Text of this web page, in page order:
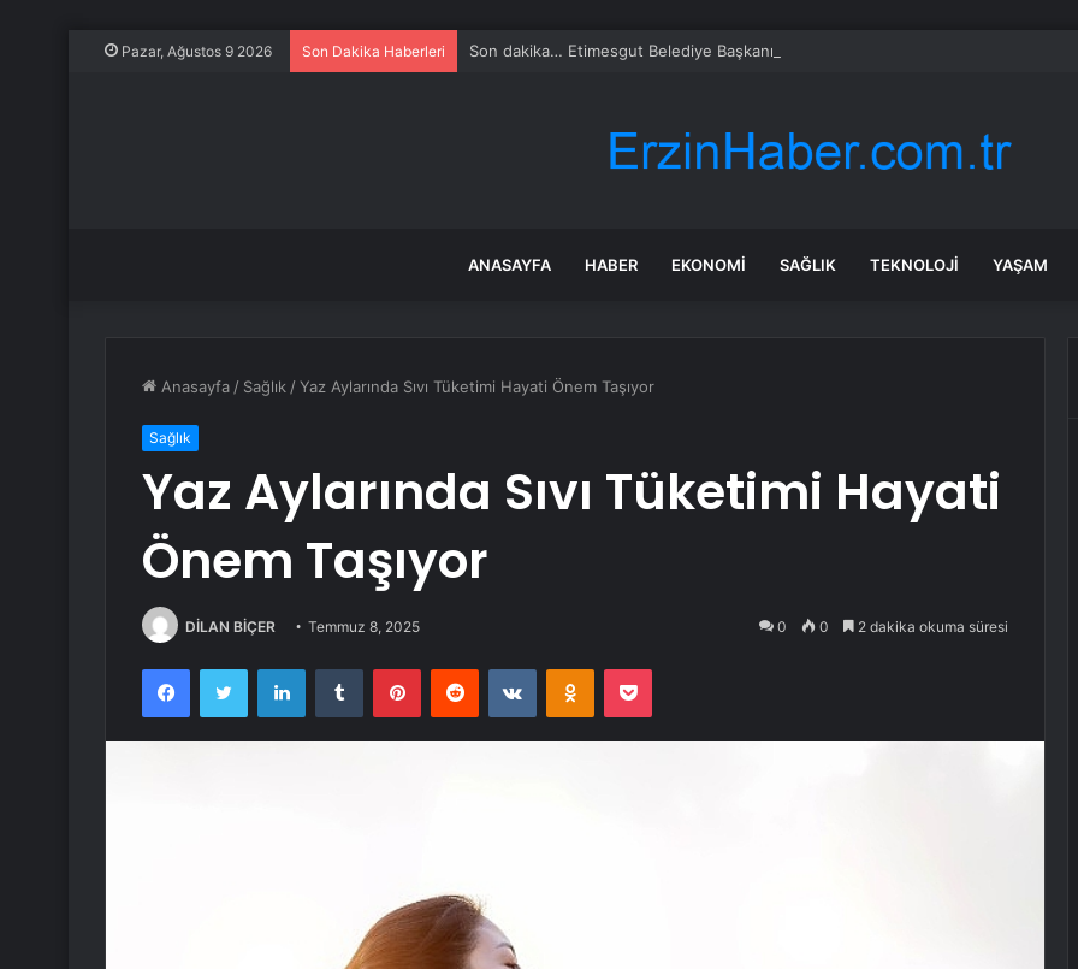
Pazar, Ağustos 9 2026 Son Dakika Haberleri Son dakika… Etimesgut Belediye Başkanı Erdal Beşikçioğlu tutuklandı
ANASAYFA HABER EKONOMI SAĞLIK TEKNOLOJI YAŞAM
Anasayfa / Sağlık /Yaz Aylarında Sıvı Tüketimi Hayati Önem Taşıyor
Sağlık
Yaz Aylarında Sıvı Tüketimi Hayati
Önem Taşıyor
DİLAN BİÇER Temmuz 8, 2025 0 0 2 dakika okuma süresi
FacebookTwitter LinkedInTumblr PinterestReddit VKontakteOdnoklassniki
Pocket